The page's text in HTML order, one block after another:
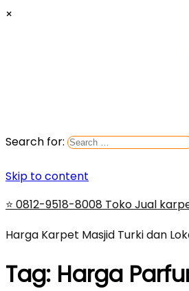
×
Search for:
Skip to content
⭐ 0812-9518-8008 Toko Jual
Harga Karpet Masjid Turki dan
Tag: Harga